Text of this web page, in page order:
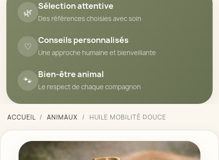
🌿 Sélection attentive
Des références choisies avec soin
♡ Conseils personnalisés
Une approche humaine et bienveillante
🐾 Bien-être animal
Le respect de chaque compagnon
ACCUEIL ANIMAUX HUILE MOBILITÉ DOUCE